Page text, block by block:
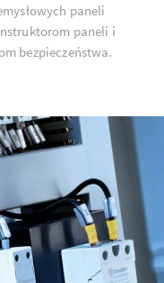
paneli
paneli i
bezpieczeństwa.